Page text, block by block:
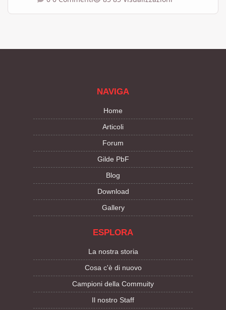
NAVIGA
Home
Articoli
Forum
Gilde PbF
Blog
Download
Gallery
ESPLORA
La nostra storia
Cosa c'è di nuovo
Campioni della Commuity
Il nostro Staff